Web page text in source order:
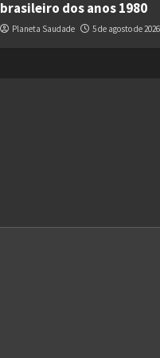
brasileiro dos anos 1980
Planeta Saudade 5 de agosto de 2026